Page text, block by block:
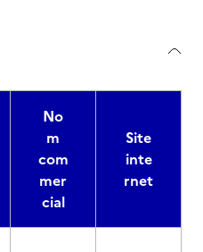
No
m
com
mer
cial
Site
inte
rnet